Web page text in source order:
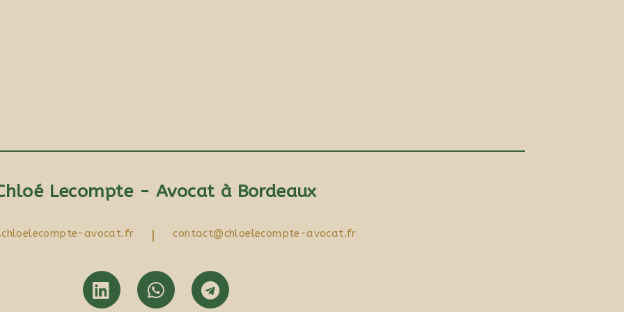
Lecompte - Avocat à Bordeaux
avocat.fr | contact@chloelecompte-avocat.fr